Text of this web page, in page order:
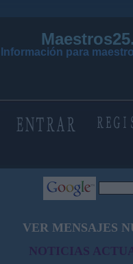
Información para
VER MENSAJES
NOTICIAS